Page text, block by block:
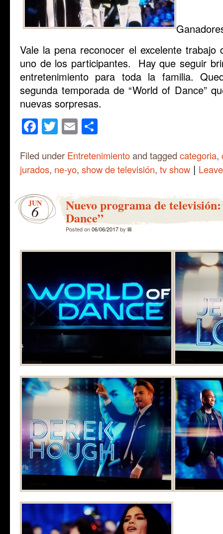
Vale la pena reconocer el excelente
uno de los participantes. Hay que seguir
entretenimiento para toda la familia.
segunda temporada de “World of Dance”
nuevas sorpresas.
Facebook
Twitter
Email
Filed under Entretenimientoand tagged categoria,
jurados, ne-yo, show de televisión, tv show |
JUN
6 Nuevo programa de
Dance”
Posted on06/06/2017by lili